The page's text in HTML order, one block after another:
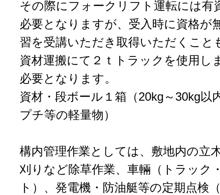
その際にフォークリフト運転には有
必要となりますが、受入時に資格が
習を受講いただき取得いただくこと
資材運搬にて２ｔトラックを使用し
必要となります。
資材・段ボール１箱（20kg～30kg以
プチ等の軽量物）
構内管理作業としては、敷地内の立
刈りなど除草作業、車輛（トラック
ト）、発電機・防油艇等の定期点検